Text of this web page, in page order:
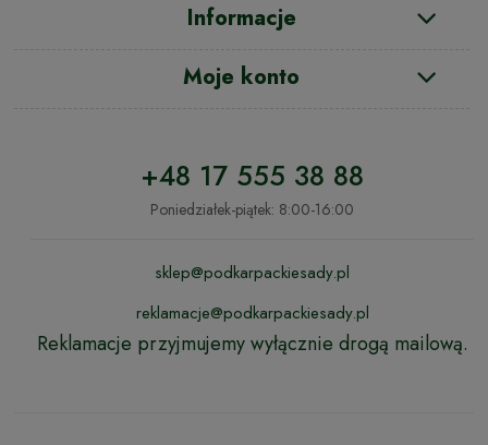
Informacje
Moje konto
+48 17 555 38 88
Poniedziałek-piątek: 8:00-16:00
sklep@podkarpackiesady.pl
reklamacje@podkarpackiesady.pl
Reklamacje przyjmujemy wyłącznie drogą mailową.